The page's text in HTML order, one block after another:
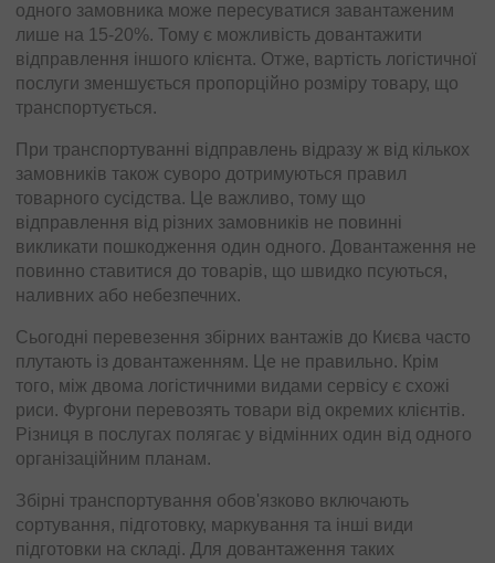
одного замовника може пересуватися завантаженим
лише на 15-20%. Тому є можливість довантажити
відправлення іншого клієнта. Отже, вартість логістичної
послуги зменшується пропорційно розміру товару, що
транспортується.
При транспортуванні відправлень відразу ж від кількох
замовників також суворо дотримуються правил
товарного сусідства. Це важливо, тому що
відправлення від різних замовників не повинні
викликати пошкодження один одного. Довантаження не
повинно ставитися до товарів, що швидко псуються,
наливних або небезпечних.
Сьогодні перевезення збірних вантажів до Києва часто
плутають із довантаженням. Це не правильно. Крім
того, між двома логістичними видами сервісу є схожі
риси. Фургони перевозять товари від окремих клієнтів.
Різниця в послугах полягає у відмінних один від одного
організаційним планам.
Збірні транспортування обов'язково включають
сортування, підготовку, маркування та інші види
підготовки на складі. Для довантаження таких